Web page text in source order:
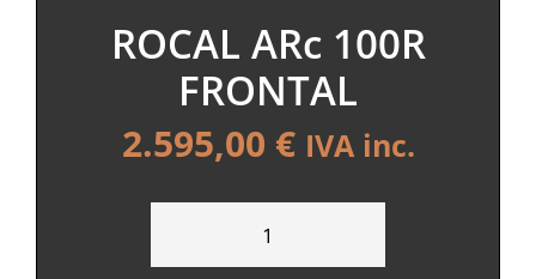
ROCAL ARc 100R
FRONTAL
2.595,00 € IVA inc.
ROCAL